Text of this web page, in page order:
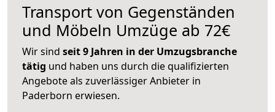
Transport von Gegenständen
und Möbeln Umzüge ab 72€
Wir sind seit 9 Jahren in der Umzugsbranche
tätig und haben uns durch die qualifizierten
Angebote als zuverlässiger Anbieter in
Paderborn erwiesen.